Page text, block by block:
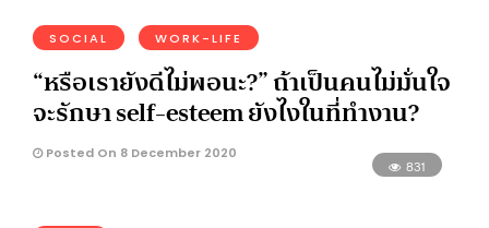
SOCIAL WORK-LIFE
“หรือเรายังดีไม่พอนะ?” ถ้าเป็นคนไม่มั่นใจ
จะรักษา self-esteem ยังไงในที่ทำงาน?
Posted On 8 December 2020
831